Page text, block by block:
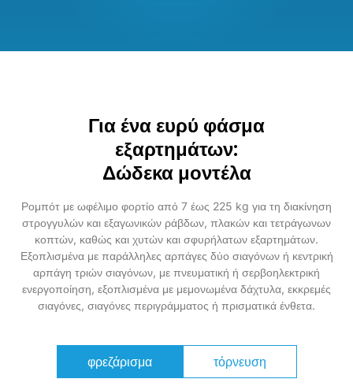
Για ένα ευρύ φάσμα
εξαρτημάτων:
Δώδεκα μοντέλα
Ρομπότ με ωφέλιμο φορτίο από 7 έως 225 kg για τη διακίνηση
στρογγυλών και εξαγωνικών ράβδων, πλακών και τετράγωνων
κοπτών, καθώς και χυτών και σφυρήλατων εξαρτημάτων.
Εξοπλισμένα με παράλληλες αρπάγες δύο σιαγόνων ή κεντρική
αρπάγη τριών σιαγόνων, με πνευματική ή σερβοηλεκτρική
ενεργοποίηση, εξοπλισμένα με μεμονωμένα δάχτυλα, εκκρεμές
σιαγόνες, σιαγόνες περιγράμματος ή πρισματικά ένθετα.
φρεζάρισμα τόρνευση